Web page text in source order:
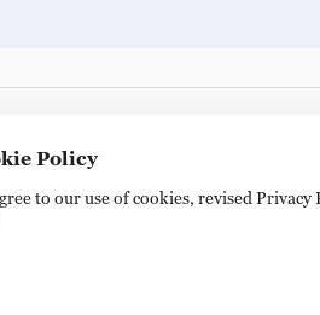
Reserved. 16A Shijingshan Road,
Policy
to our use of cookies, revised Privacy